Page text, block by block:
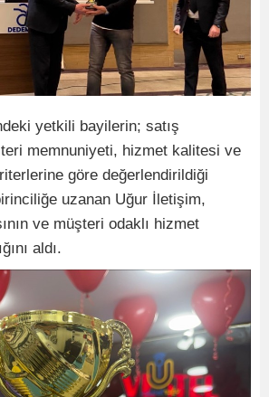
yetkili bayilerin; satış
memnuniyeti, hizmet kalitesi ve
göre değerlendirildiği
uzanan Uğur İletişim,
ve müşteri odaklı hizmet
aldı.